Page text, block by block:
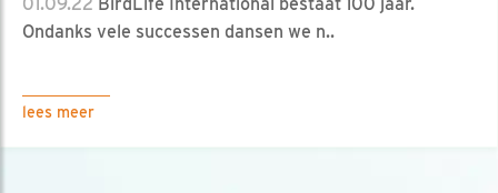
Ondanks vele successen dansen we n..
lees meer